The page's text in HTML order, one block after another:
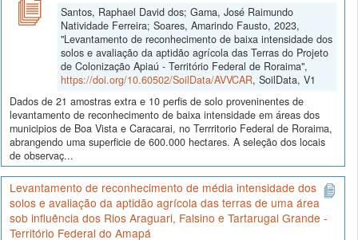
Santos, Raphael David dos; Gama, José Raimundo
Natividade Ferreira; Soares, Amarindo Fausto, 2023,
"Levantamento de reconhecimento de baixa intensidade dos
solos e avaliação da aptidão agrícola das Terras do Projeto
de Colonização Apiaú - Território Federal de Roraima",
https://doi.org/10.60502/SoilData/AVVCAR, SoilData, V1
Dados de 21 amostras extra e 10 perfis de solo proveninentes de
levantamento de reconhecimento de baixa intensidade em áreas dos
municipios de Boa Vista e Caracarai, no Terrritorio Federal de Roraima,
abrangendo uma superficie de 600.000 hectares. A seleção dos locais
de observaç...
Levantamento de reconhecimento de média intensidade dos
solos e avaliação da aptidão agrícola das terras de uma área
sob influência dos Rios Araguari, Falsino e Tartarugal Grande -
Território Federal do Amapá